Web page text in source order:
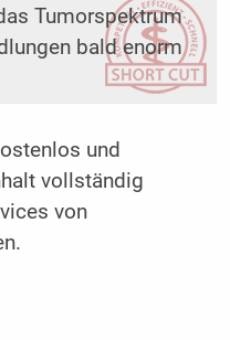
Tumorspektrum
bald enorm
und
vollständig
von